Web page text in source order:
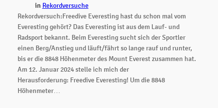
in Rekordversuche
Rekordversuch:Freedive Everesting hast du schon mal vom
Everesting gehört? Das Everesting ist aus dem Lauf- und
Radsport bekannt. Beim Everesting sucht sich der Sportler
einen Berg/Anstieg und läuft/fährt so lange rauf und runter,
bis er die 8848 Höhenmeter des Mount Everest zusammen hat.
Am 12. Januar 2024 stelle ich mich der
Herausforderung: Freedive Everesting! Um die 8848
Höhenmeter…